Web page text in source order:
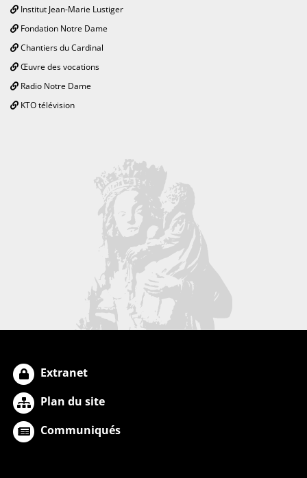
Institut Jean-Marie Lustiger
Fondation Notre Dame
Chantiers du Cardinal
Œuvre des vocations
Radio Notre Dame
KTO télévision
Extranet
Plan du site
Communiqués